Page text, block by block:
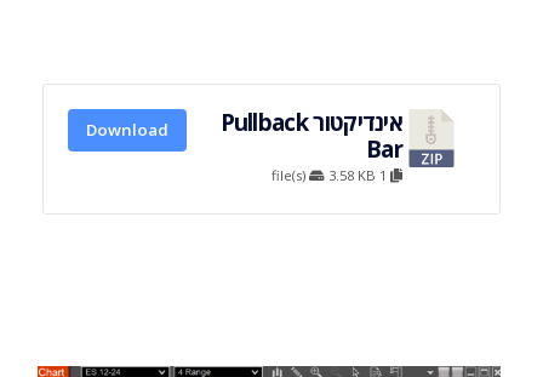
אינדיקטור Pullback
Bar
3.58 KB
Download